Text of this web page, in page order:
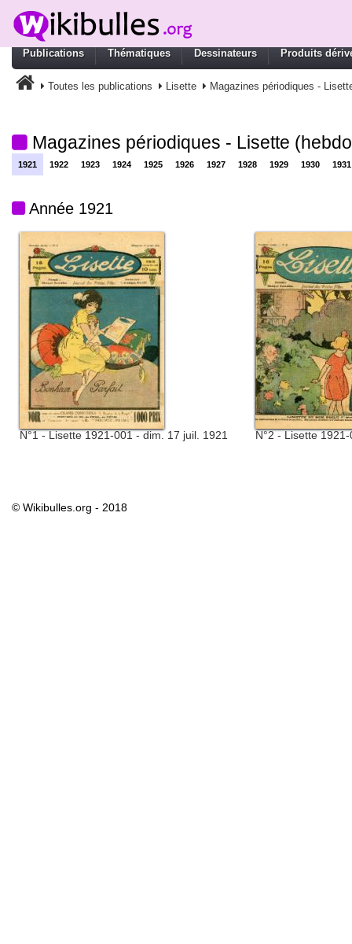
Publications Thématiques Dessinateurs Produits
Toutes les publications Lisette Magazines périodiques -
Magazines périodiques - Lisette
1921 1922 1923 1924 1925 1926 1927 1928 1929 1930 1931
Année 1921
N°1 - Lisette 1921-001 - dim. 17 juil. 1921 N°2 - Lisette
© Wikibulles.org - 2018